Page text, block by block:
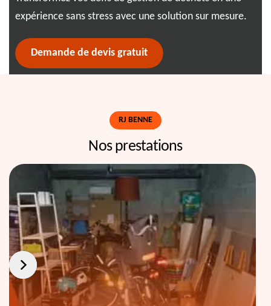
expérience sans stress avec une solution sur mesure.
Demande de devis gratuit
RJ BENNE
Nos prestations